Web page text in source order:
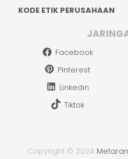
KODE ETIK PERUSAHAAN
Facebook
Pinterest
Linkedin
Tiktok
Copyright © 2024